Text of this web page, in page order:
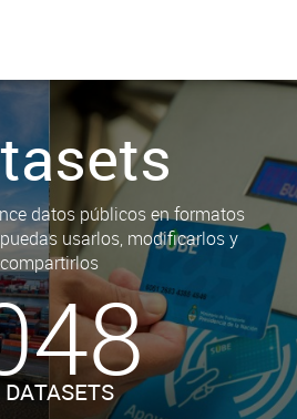
datos públicos en formatos
usarlos, modificarlos y
compartirlos
DATASETS